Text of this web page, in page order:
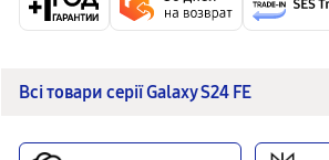
Всі товари серії Galaxy S24 FE